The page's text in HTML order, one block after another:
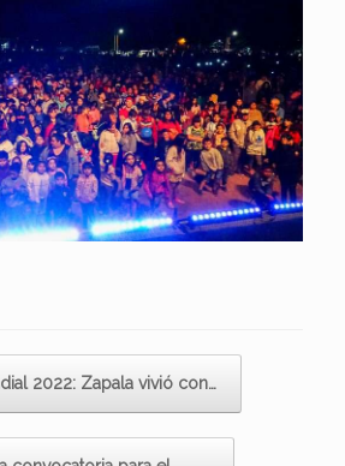
2022: Zapala vivió con…